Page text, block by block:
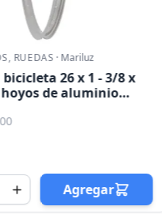
RUEDAS · Mariluz
26 x 1 - 3/8 x
hoyos de aluminio
Agregar